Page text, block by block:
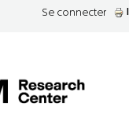
Se connecter